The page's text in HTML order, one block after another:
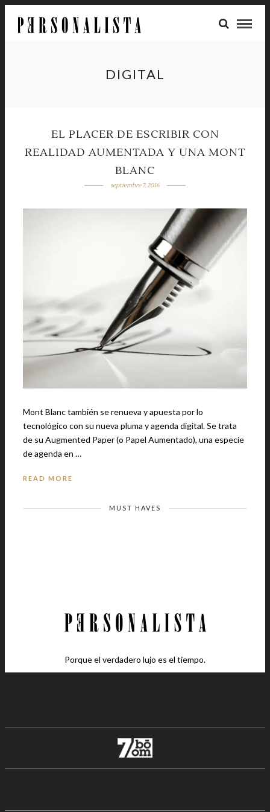
DIGITAL
EL PLACER DE ESCRIBIR CON
REALIDAD AUMENTADA Y UNA MONT
BLANC
septiembre 7, 2016
Mont Blanc también se renueva y apuesta por lo
tecnológico con su nueva pluma y agenda digital. Se trata
de su Augmented Paper (o Papel Aumentado), una especie
de agenda en …
READ MORE
MUST HAVES
Porque el verdadero lujo es el tiempo.